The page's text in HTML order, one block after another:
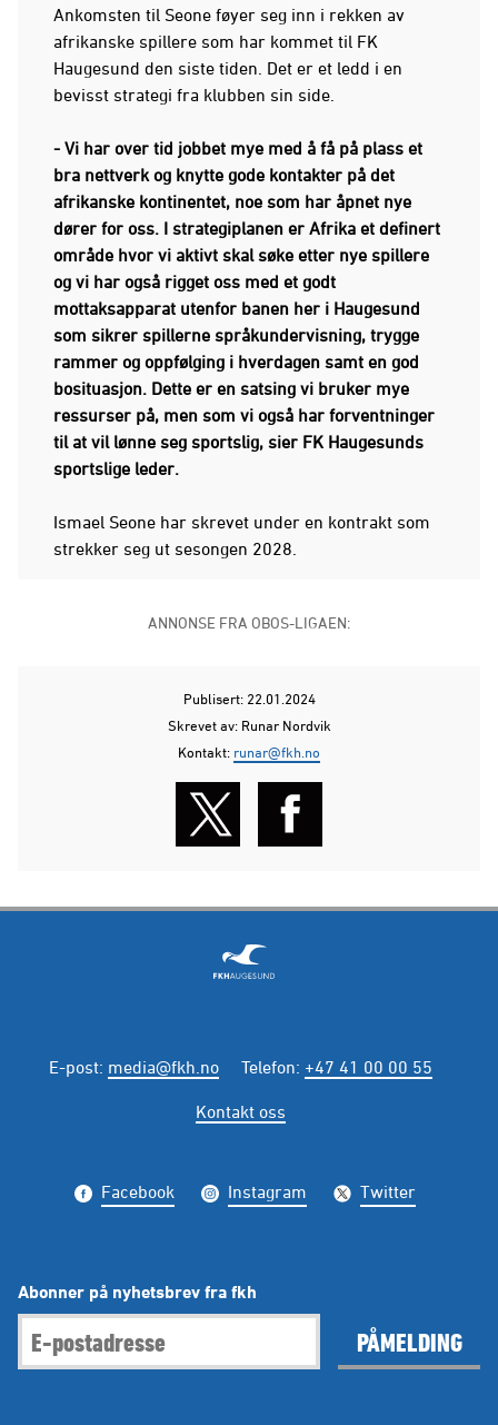
Ankomsten til Seone føyer seg inn i rekken av
afrikanske spillere som har kommet til FK
Haugesund den siste tiden. Det er et ledd i en
bevisst strategi fra klubben sin side.
- Vi har over tid jobbet mye med å få på plass et
bra nettverk og knytte gode kontakter på det
afrikanske kontinentet, noe som har åpnet nye
dører for oss. I strategiplanen er Afrika et definert
område hvor vi aktivt skal søke etter nye spillere
og vi har også rigget oss med et godt
mottaksapparat utenfor banen her i Haugesund
som sikrer spillerne språkundervisning, trygge
rammer og oppfølging i hverdagen samt en god
bosituasjon. Dette er en satsing vi bruker mye
ressurser på, men som vi også har forventninger
til at vil lønne seg sportslig, sier FK Haugesunds
sportslige leder.
Ismael Seone har skrevet under en kontrakt som
strekker seg ut sesongen 2028.
ANNONSE FRA OBOS-LIGAEN:
Publisert: 22.01.2024
Skrevet av: Runar Nordvik
Kontakt: runar@fkh.no
E-post: media@fkh.no Telefon: +47 41 00 00 55
Kontakt oss
Facebook Instagram Twitter
Abonner på nyhetsbrev fra fkh
PÅMELDING